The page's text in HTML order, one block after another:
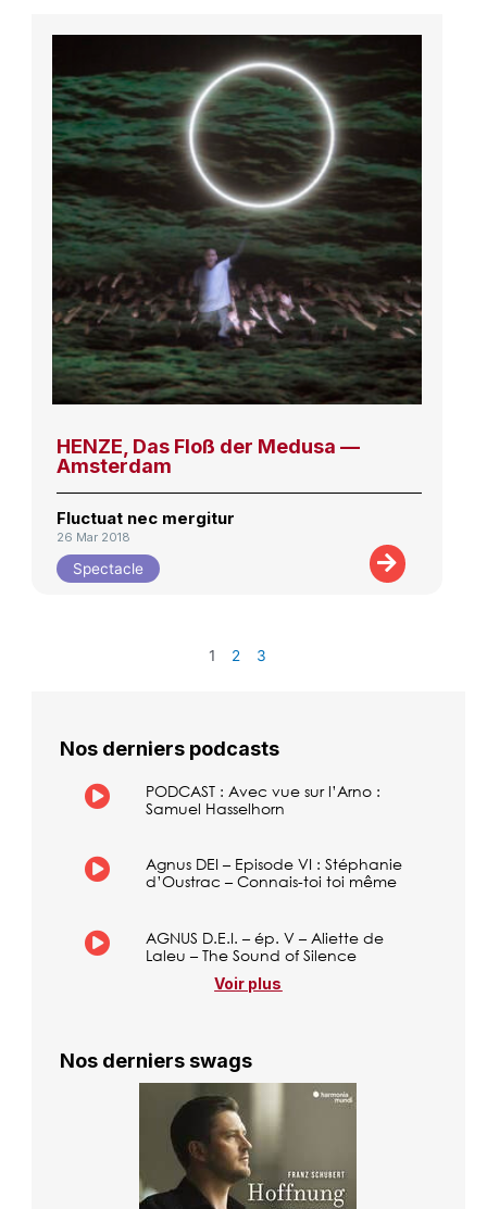
HENZE, Das Floß der Medusa —
Amsterdam
Fluctuat nec mergitur
26 Mar 2018
Spectacle
1 2 3
Nos derniers podcasts
PODCAST : Avec vue sur l’Arno :
Samuel Hasselhorn
Agnus DEI – Episode VI : Stéphanie
d’Oustrac – Connais-toi toi même
AGNUS D.E.I. – ép. V – Aliette de
Laleu – The Sound of Silence
Voir plus
Nos derniers swags